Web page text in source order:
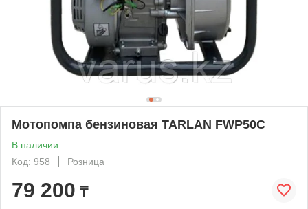
Мотопомпа бензиновая TARLAN FWP50C
В наличии
Код: 958
Розница
79 200 ₸